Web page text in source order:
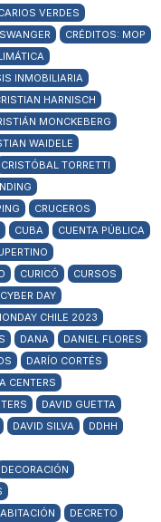
VERDES
CRÉDITOS: MOP
INMOBILIARIA
HARNISCH
MONCKEBERG
WAIDELE
CRISTÓBAL TORRETTI
CRUCEROS
CUBA
CUENTA PÚBLICA
CURICÓ
CURSOS
CYBER DAY
CHILE 2023
DANA
DANIEL FLORES
DARÍO CORTÉS
CENTERS
DAVID GUETTA
DAVID SILVA
DDHH
DECORACIÓN
DECRETO